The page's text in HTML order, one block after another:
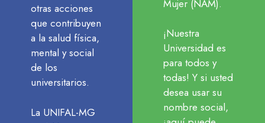
otras acciones
que contribuyen
a la salud física,
mental y social
de los
universitarios.
La UNIFAL-MG
Mujer (NAM).
¡Nuestra
Universidad es
para todos y
todas! Y si usted
desea usar su
nombre social,